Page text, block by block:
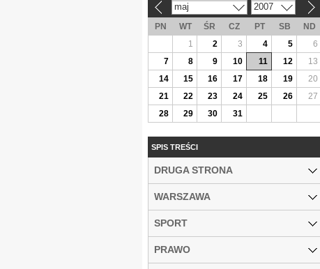
maj 2007
PN WT ŚR CZ PT SB
ND
1
2 3 4 5
6
7
8 9 10 11 12
13
14
15 16 17 18 19
20
21
22 23 24 25 26
27
28
29 30 31
SPIS TREŚCI
DRUGA STRONA
WARSZAWA
SPORT
PRAWO